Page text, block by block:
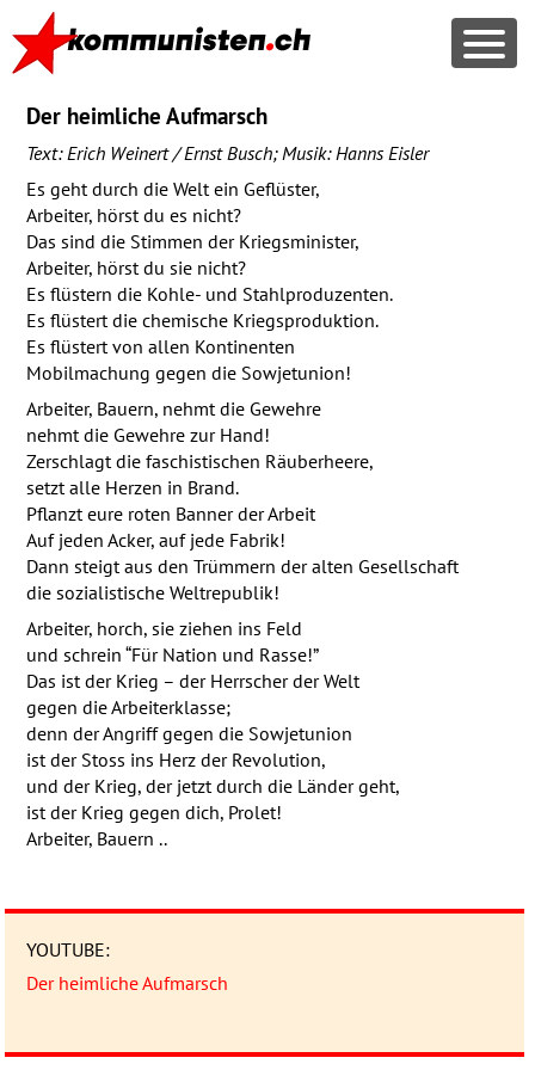
Der heimliche Aufmarsch
Text: Erich Weinert / Ernst Busch; Musik: Hanns Eisler
Es geht durch die Welt ein Geflüster,
Arbeiter, hörst du es nicht?
Das sind die Stimmen der Kriegsminister,
Arbeiter, hörst du sie nicht?
Es flüstern die Kohle- und Stahlproduzenten.
Es flüstert die chemische Kriegsproduktion.
Es flüstert von allen Kontinenten
Mobilmachung gegen die Sowjetunion!
Arbeiter, Bauern, nehmt die Gewehre
nehmt die Gewehre zur Hand!
Zerschlagt die faschistischen Räuberheere,
setzt alle Herzen in Brand.
Pflanzt eure roten Banner der Arbeit
Auf jeden Acker, auf jede Fabrik!
Dann steigt aus den Trümmern der alten Gesellschaft
die sozialistische Weltrepublik!
Arbeiter, horch, sie ziehen ins Feld
und schrein “Für Nation und Rasse!”
Das ist der Krieg – der Herrscher der Welt
gegen die Arbeiterklasse;
denn der Angriff gegen die Sowjetunion
ist der Stoss ins Herz der Revolution,
und der Krieg, der jetzt durch die Länder geht,
ist der Krieg gegen dich, Prolet!
Arbeiter, Bauern ..
YOUTUBE:
Der heimliche Aufmarsch